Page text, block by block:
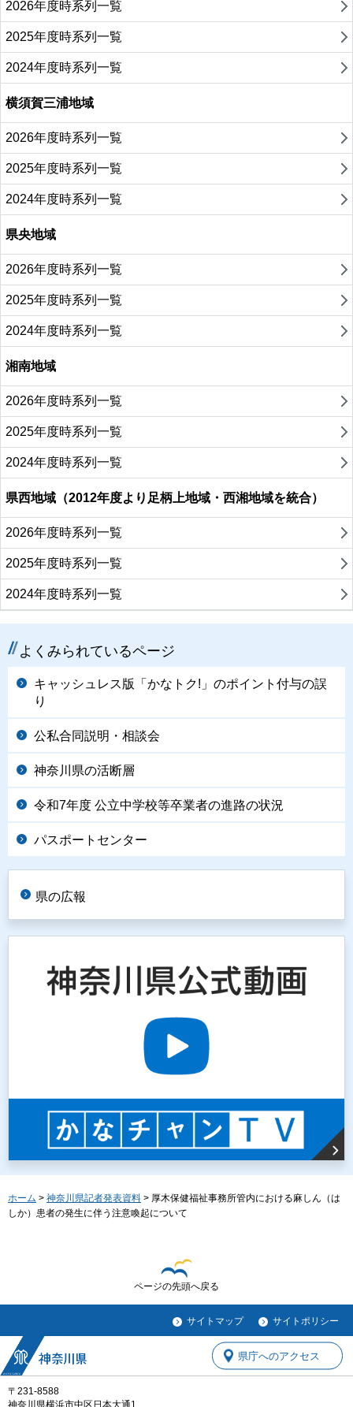
2026年度時系列一覧
2025年度時系列一覧
2024年度時系列一覧
横須賀三浦地域
2026年度時系列一覧
2025年度時系列一覧
2024年度時系列一覧
県央地域
2026年度時系列一覧
2025年度時系列一覧
2024年度時系列一覧
湘南地域
2026年度時系列一覧
2025年度時系列一覧
2024年度時系列一覧
県西地域（2012年度より足柄上地域・西湘地域を統合）
2026年度時系列一覧
2025年度時系列一覧
2024年度時系列一覧
よくみられているページ
キャッシュレス版「かなトク!」のポイント付与の誤
り
公私合同説明・相談会
神奈川県の活断層
令和7年度 公立中学校等卒業者の進路の状況
パスポートセンター
県の広報
ホーム > 神奈川県記者発表資料 > 厚木保健福祉事務所管内における麻しん（は
しか）患者の発生に伴う注意喚起について
ページの先頭へ戻る
サイトマップ サイトポリシー
〒231-8588
県庁へのアクセス